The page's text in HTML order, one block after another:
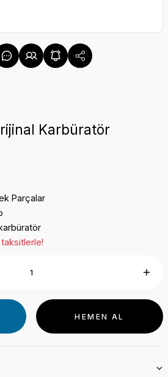
Karbüratör
Parçalar
HEMEN AL